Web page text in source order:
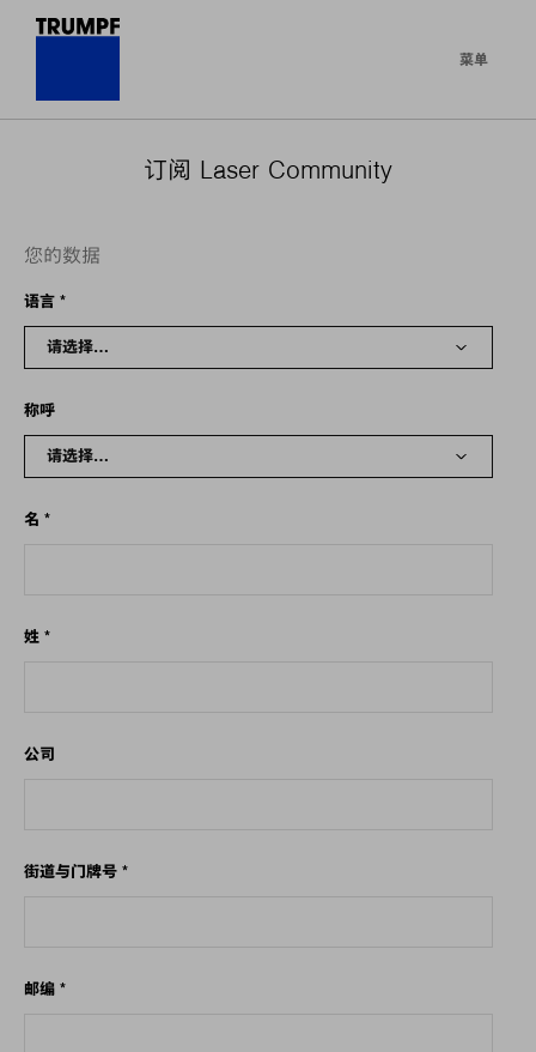
菜单
订阅 Laser Community
您的数据
语言 *
称呼
名 *
姓 *
公司
街道与门牌号 *
邮编 *